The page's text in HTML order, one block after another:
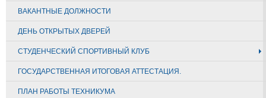
ВАКАНТНЫЕ ДОЛЖНОСТИ
ДЕНЬ ОТКРЫТЫХ ДВЕРЕЙ
СТУДЕНЧЕСКИЙ СПОРТИВНЫЙ КЛУБ
ГОСУДАРСТВЕННАЯ ИТОГОВАЯ АТТЕСТАЦИЯ.
ПЛАН РАБОТЫ ТЕХНИКУМА